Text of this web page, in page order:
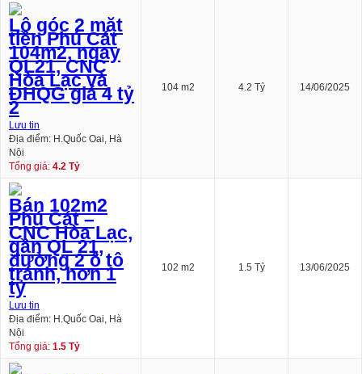
Lô góc 2 mặt
tiền Phú Cát
104m2, ngay
QL21, CNC
Hòa Lạc và
ĐHQG giá 4 tỷ
2
Lưu tin
Địa điểm: H.Quốc Oai, Hà
Nội
Tổng giá: 4.2 Tỷ
104 m2 4.2 Tỷ 14/06/2025
Bán 102m2
Phú Cát –
CNC Hòa Lạc,
gần QL 21,
đường 2 ô tô
tránh, hơn 1
tỷ
Lưu tin
Địa điểm: H.Quốc Oai, Hà
Nội
Tổng giá: 1.5 Tỷ
102 m2 1.5 Tỷ 13/06/2025